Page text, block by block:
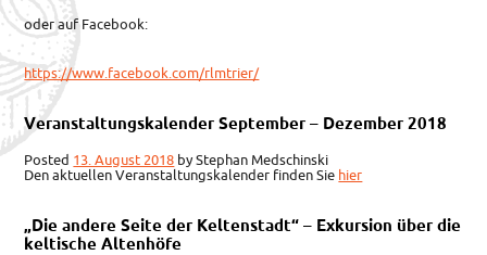
oder auf Facebook:
https://www.facebook.com/rlmtrier/
Veranstaltungskalender September – Dezember 2018
Posted 13. August 2018 byStephan Medschinski
Den aktuellen Veranstaltungskalender finden Sie hier
„Die andere Seite der Keltenstadt“ – Exkursion über die
keltische Altenhöfe